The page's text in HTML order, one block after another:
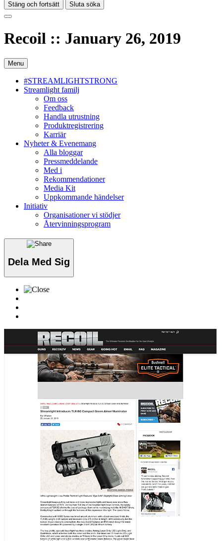
Stäng och fortsätt Sluta söka
Recoil :: January 26, 2019
Menu
#STREAMLIGHTSTRONG
Streamlight familj
Om oss
Feedback
Handla utrustning
Produktregistrering
Karriär
Nyheter & Evenemang
Alla bloggar
Pressmeddelande
Med i
Rekommendationer
Media Kit
Uppkommande händelser
Initiativ
Organisationer vi stödjer
Återvinningsprogram
Dela Med Sig